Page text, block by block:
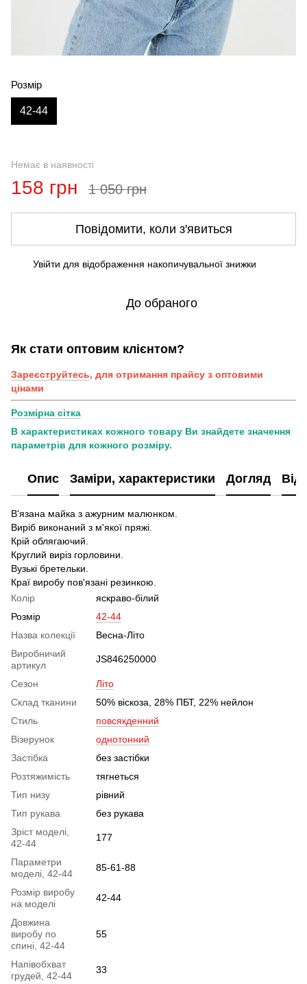
Розмір
42-44
Немає в наявності
158 грн 1 050 грн
Повідомити, коли з'явиться
Увійти для відображення накопичувальної знижки
До обраного
Як стати оптовим клієнтом?
Зареєструйтесь, для отримання прайсу з оптовими
цінами
Розмірна сітка
В характеристиках кожного товару Ви знайдете значення
параметрів для кожного розміру.
Опис Заміри, характеристики Догляд
В'язана майка з ажурним малюнком.
Виріб виконаний з м'якої пряжі.
Крій облягаючий.
Круглий виріз горловини.
Вузькі бретельки.
Краї виробу пов'язані резинкою.
Колір
яскраво-білий
Розмір
42-44
Назва колекції
Весна-Літо
Виробничий
артикул
JS846250000
Сезон
Літо
Склад тканини
50% віскоза, 28% ПБТ, 22% нейлон
Стиль
повсякденний
Візерунок
однотонний
Застібка
без застібки
Розтяжимість
тягнеться
Тип низу
рівний
Тип рукава
без рукава
Зріст моделі,
42-44
177
Параметри
моделі, 42-44
85-61-88
Розмір виробу
на моделі
42-44
Довжина
виробу по
спині, 42-44
55
Напівобхват
грудей, 42-44
33